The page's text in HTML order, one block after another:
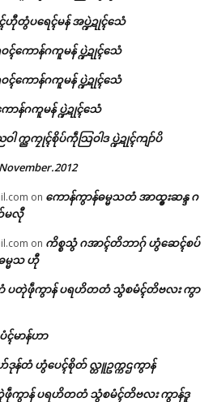
ဟီုတွံပရေၚ်မန် အပ္ဍဲဍုၚ်သေံ
ကောန်ဂကူမန် ပ္ဍဲဍုၚ်သေံ
ကောန်ဂကူမန် ပ္ဍဲဍုၚ်သေံ
န်ဂကူမန် ပ္ဍဲဍုၚ်သေံ
ါ က္ညကၠုၚ်စိုပ်ကဵုသြဝါဒ ပ္ဍဲဍုၚ်ကျာ်ပိ
on ကောန်ကွာန်ဓမ္မသတံ အာထ္ၜးဆန္ဒ ဂ
မလီု
on ကိစ္စသွံ ဂအာၚ်တိဘာဂှ် ဟွံဆေၚ်စပ်
မ္မသ ဟီု
ပတုဲဖဵုကွာန် ပရဟိတတံ သွံစမံၚ်တိဗလး ကွာ
ပံၚ်မာန်ဟာ
ဒုန်တံ ဟွံပေၚ်စိုတ် လ္တူဥက္ကဌကွာန်
ကွာန် ပရဟိတတံ သွံစမံၚ်တိဗလး ကွာန်ဒူ